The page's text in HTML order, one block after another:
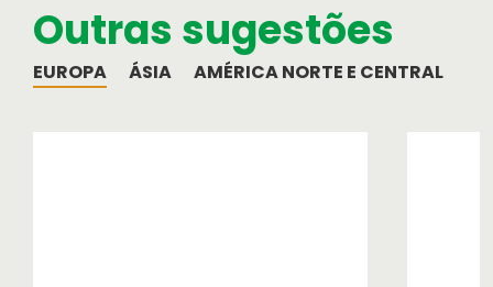
Verifique a apólice que se aplica à sua
viagem
Informação Institucional
Outras sugestões
EUROPA ÁSIA AMÉRICA NORTE E CENTRAL